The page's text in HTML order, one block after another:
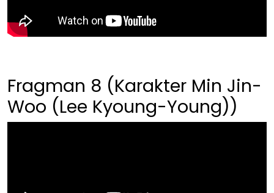
Fragman 8 (Karakter Min Jin-
Woo (Lee Kyoung-Young))